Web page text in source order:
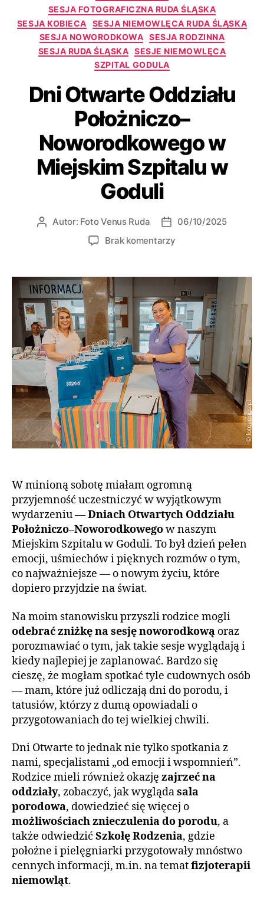
SESJA FOTOGRAFICZNA RUDA ŚLĄSKA
SESJA KOBIECA
SESJA NIEMOWLĘCA RUDA ŚLĄSKA
SESJA NOWORODKOWA
SESJA RODZINNA
SESJA RUDA ŚLĄSKA
SESJE NIEMOWLĘCA
SZPITAL GODULA
Dni Otwarte Oddziału
Położniczo–
Noworodkowego w
Miejskim Szpitalu w
Goduli
Autor: Foto Venus Ruda
06/10/2025
Brak komentarzy
W minioną sobotę miałam ogromną
przyjemność uczestniczyć w wyjątkowym
wydarzeniu —Dniach Otwartych Oddziału
Położniczo–Noworodkowegow naszym
Miejskim Szpitalu w Goduli. To był dzień pełen
emocji, uśmiechów i pięknych rozmów o tym,
co najważniejsze — o nowym życiu, które
dopiero przyjdzie na świat.
Na moim stanowisku przyszli rodzice mogli
odebrać zniżkę na sesję noworodkową oraz
porozmawiać o tym, jak takie sesje wyglądają i
kiedy najlepiej je zaplanować. Bardzo się
cieszę, że mogłam spotkać tyle cudownych osób
— mam, które już odliczają dni do porodu, i
tatusiów, którzy z dumą opowiadali o
przygotowaniach do tej wielkiej chwili.
Dni Otwarte to jednak nie tylko spotkania z
nami, specjalistami „od emocji i wspomnień”.
Rodzice mieli również okazję zajrzeć na
oddziały, zobaczyć, jak wyglądasala
porodowa, dowiedzieć się więcej o
możliwościach znieczulenia do porodu, a
także odwiedzić Szkołę Rodzenia, gdzie
położne i pielęgniarki przygotowały mnóstwo
cennych informacji, m.in. na tematfizjoterapii
niemowląt.